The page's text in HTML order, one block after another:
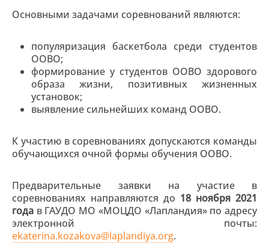
Основными задачами соревнований являются:
популяризация баскетбола среди студентов
ООВО;
формирование у студентов ООВО здорового
образа жизни, позитивных жизненных
установок;
выявление сильнейших команд ООВО.
К участию в соревнованиях допускаются команды
обучающихся очной формы обучения ООВО.
Предварительные заявки на участие в
соревнованиях направляются до 18 ноября 2021
года в ГАУДО МО «МОЦДО «Лапландия» по адресу
электронной почты:
ekaterina.kozakova@laplandiya.org.